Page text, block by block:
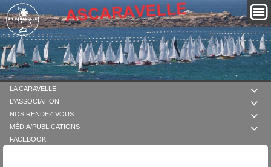

LA CARAVELLE

L'ASSOCIATION

NOS RENDEZ VOUS

MÉDIA/PUBLICATIONS
FACEBOOK